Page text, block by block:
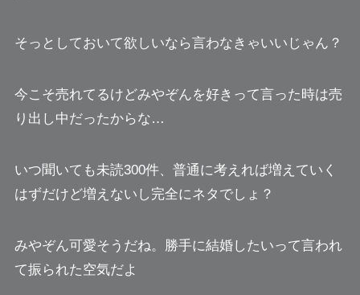
そっとしておいて欲しいなら言わなきゃいいじゃん？
今こそ売れてるけどみやぞんを好きって言った時は売
り出し中だったからな…
いつ聞いても未読300件、普通に考えれば増えていく
はずだけど増えないし完全にネタでしょ？
みやぞん可愛そうだね。
勝手に結婚したいって言われ
て振られた空気だよ